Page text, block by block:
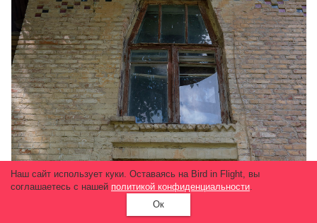
Наш сайт использует куки. Оставаясь на Bird in Flight, вы
соглашаетесь с нашей политикой конфиденциальности.
Ок